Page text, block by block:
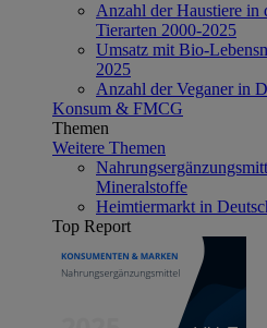
Anzahl der Haustiere in
Tierarten 2000-2025
Umsatz mit Bio-
2025
Anzahl der Veganer in
Konsum & FMCG
Themen
Weitere Themen
Mineralstoffe
Heimtiermarkt in
Top Report